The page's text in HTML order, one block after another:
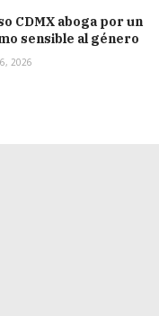
CDMX aboga por un
sensible al género
2026